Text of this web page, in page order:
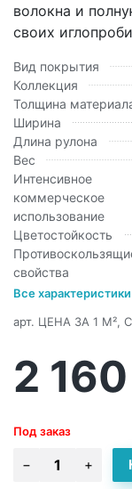
волокна и
своих
Вид покрытия
Коллекция
Толщина
Ширина
Длина рулона
Вес
Интенсивное
коммерческое
использование
Цветостойкость
свойства
Все характеристики
арт. ЦЕНА ЗА 1 М²,
2 160
Под заказ